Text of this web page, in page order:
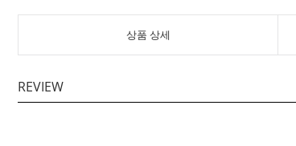
상품 상세
REVIEW